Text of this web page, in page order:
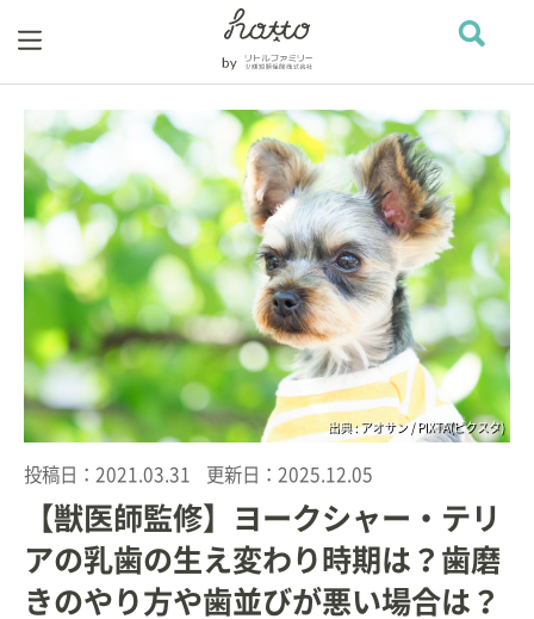
出典 : アオサン / PIXTA(ピクスタ)
投稿日： 2021.03.31 更新日： 2025.12.05
【獣医師監修】ヨークシャー・テリ
アの乳歯の生え変わり時期は？歯磨
きのやり方や歯並びが悪い場合は？